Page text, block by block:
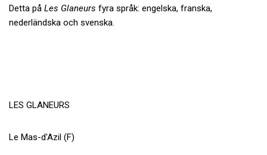
Detta på Les Glaneurs fyra språk: engelska, franska,
nederländska och svenska.
LES GLANEURS
Le Mas-d'Azil (F)